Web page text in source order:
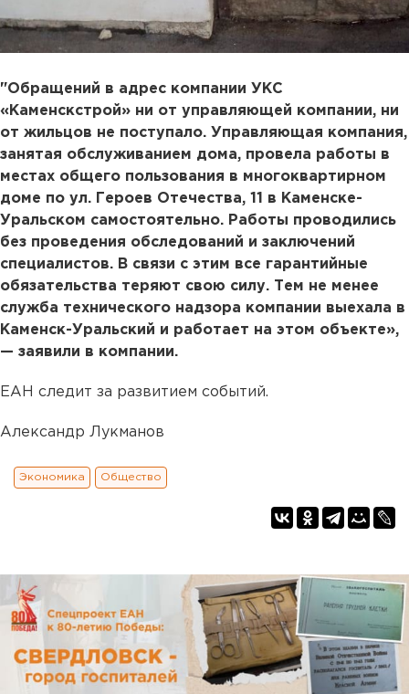
"Обращений в адрес компании УКС
«Каменскстрой» ни от управляющей компании, ни
от жильцов не поступало. Управляющая компания,
занятая обслуживанием дома, провела работы в
местах общего пользования в многоквартирном
доме по ул. Героев Отечества, 11 в Каменске-
Уральском самостоятельно. Работы проводились
без проведения обследований и заключений
специалистов. В связи с этим все гарантийные
обязательства теряют свою силу. Тем не менее
служба технического надзора компании выехала в
Каменск-Уральский и работает на этом объекте»,
— заявили в компании.
ЕАН следит за развитием событий.
Александр Лукманов
Экономика Общество